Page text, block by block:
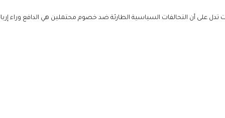
تدل على أن التحالفات السياسية الطارئة ضد خصوم محتملين هي الدافع وراء